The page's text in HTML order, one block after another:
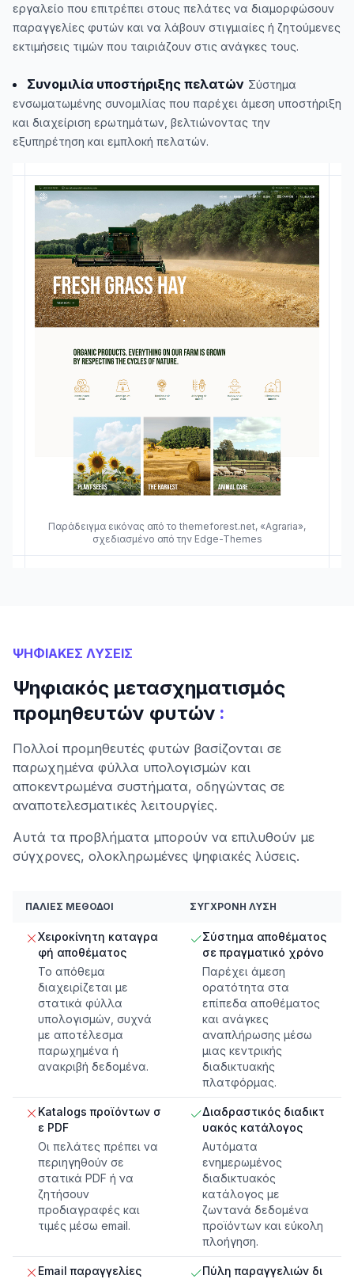
Παράδειγμα εικόνας από το themeforest.net, «Agraria»,
σχεδιασμένο από την Edge-Themes
εργαλείο που επιτρέπει στους πελάτες να διαμορφώσουν
παραγγελίες φυτών και να λάβουν στιγμιαίες ή ζητούμενες
εκτιμήσεις τιμών που ταιριάζουν στις ανάγκες τους.
Συνομιλία υποστήριξης πελατών Σύστημα
ενσωματωμένης συνομιλίας που παρέχει άμεση υποστήριξη
και διαχείριση ερωτημάτων, βελτιώνοντας την
εξυπηρέτηση και εμπλοκή πελατών.
ΨΗΦΙΑΚΕΣ ΛΥΣΕΙΣ
Ψηφιακός μετασχηματισμός
προμηθευτών φυτών :
Πολλοί προμηθευτές φυτών βασίζονται σε
παρωχημένα φύλλα υπολογισμών και
αποκεντρωμένα συστήματα, οδηγώντας σε
αναποτελεσματικές λειτουργίες.
Αυτά τα προβλήματα μπορούν να επιλυθούν με
σύγχρονες, ολοκληρωμένες ψηφιακές λύσεις.
ΠΑΛΙΈΣ ΜΈΘΟΔΟΙ ΣΎΓΧΡΟΝΗ ΛΎΣΗ
Χειροκίνητη καταγρα
φή αποθέματος
Το απόθεμα
διαχειρίζεται με
στατικά φύλλα
υπολογισμών, συχνά
με αποτέλεσμα
παρωχημένα ή
ανακριβή δεδομένα.
Σύστημα αποθέματος
σε πραγματικό χρόνο
Παρέχει άμεση
ορατότητα στα
επίπεδα αποθέματος
και ανάγκες
αναπλήρωσης μέσω
μιας κεντρικής
διαδικτυακής
πλατφόρμας.
Κatalogs προϊόντων σ
ε PDF
Οι πελάτες πρέπει να
περιηγηθούν σε
στατικά PDF ή να
ζητήσουν
προδιαγραφές και
τιμές μέσω email.
Διαδραστικός διαδικτ
υακός κατάλογος
Αυτόματα
ενημερωμένος
διαδικτυακός
κατάλογος με
ζωντανά δεδομένα
προϊόντων και εύκολη
πλοήγηση.
Email παραγγελίες
Πύλη παραγγελιών δι